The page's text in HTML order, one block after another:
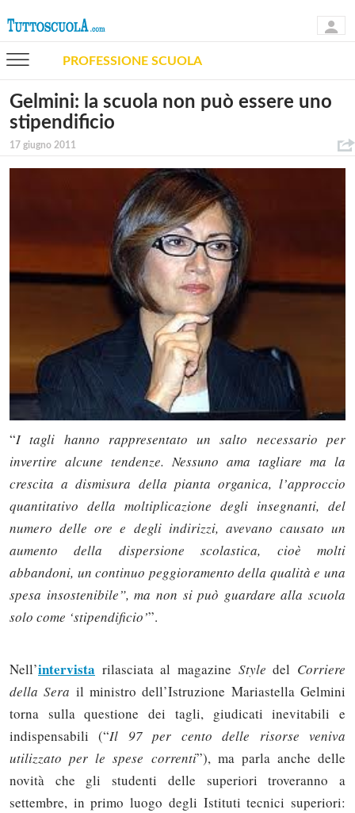
PROFESSIONE SCUOLA
Gelmini: la scuola non può essere uno
stipendificio
17 giugno 2011
“I tagli hanno rappresentato un salto necessario per
invertire alcune tendenze. Nessuno ama tagliare ma la
crescita a dismisura della pianta organica, l’approccio
quantitativo della moltiplicazione degli insegnanti, del
numero delle ore e degli indirizzi, avevano causato un
aumento della dispersione scolastica, cioè molti
abbandoni, un continuo peggioramento della qualità e una
spesa insostenibile”, ma non si può guardare alla scuola
solo come ‘stipendificio’”.
Nell’intervista rilasciata al magazine Style del Corriere
della Sera il ministro dell’Istruzione Mariastella Gelmini
torna sulla questione dei tagli, giudicati inevitabili e
indispensabili (“Il 97 per cento delle risorse veniva
utilizzato per le spese correnti”), ma parla anche delle
novità che gli studenti delle superiori troveranno a
settembre, in primo luogo degli Istituti tecnici superiori: